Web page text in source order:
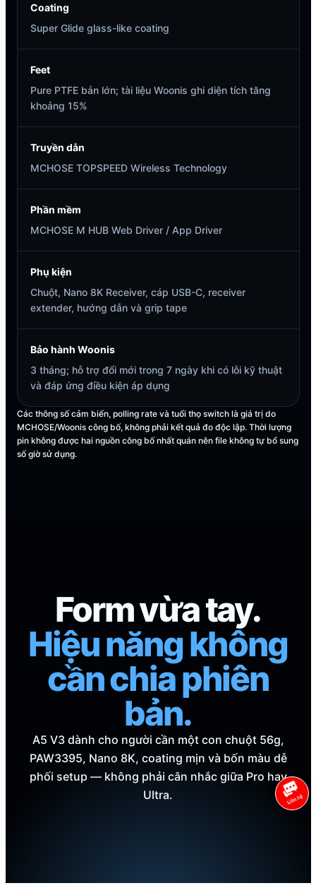
Coating
Super Glide glass-like coating
Feet
Pure PTFE bản lớn; tài liệu Woonis ghi diện tích tăng
khoảng 15%
Truyền dẫn
MCHOSE TOPSPEED Wireless Technology
Phần mềm
MCHOSE M HUB Web Driver / App Driver
Phụ kiện
Chuột, Nano 8K Receiver, cáp USB-C, receiver
extender, hướng dẫn và grip tape
Bảo hành Woonis
3 tháng; hỗ trợ đổi mới trong 7 ngày khi có lỗi kỹ thuật
và đáp ứng điều kiện áp dụng
Các thông số cảm biến, polling rate và tuổi thọ switch là giá trị do
MCHOSE/Woonis công bố, không phải kết quả đo độc lập. Thời lượng
pin không được hai nguồn công bố nhất quán nên file không tự bổ sung
số giờ sử dụng.
Form vừa tay.
Hiệu năng không
cần chia phiên
bản.
A5 V3 dành cho người cần một con chuột 56g,
PAW3395, Nano 8K, coating mịn và bốn màu dễ
phối setup — không phải cân nhắc giữa Pro hay
Ultra.